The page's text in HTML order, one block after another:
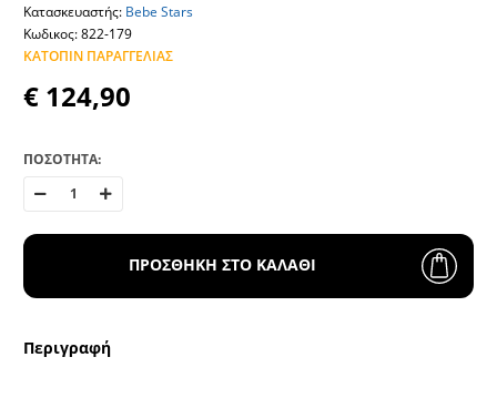
Κατασκευαστής: Bebe Stars
Κωδικος: 822-179
ΚΑΤΌΠΙΝ ΠΑΡΑΓΓΕΛΊΑΣ
€ 124,90
ΠΟΣΟΤΗΤΑ:
ΠΡΟΣΘΗΚΗ ΣΤΟ ΚΑΛΑΘΙ
Περιγραφή